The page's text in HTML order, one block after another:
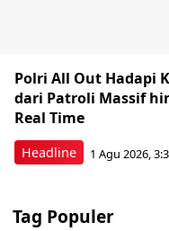
Headline
Polri All Out Hadapi
dari Patroli Massif
Real Time
1 Agu 2026,
Tag Populer